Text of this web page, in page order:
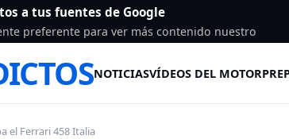
a tus fuentes de Google
preferente para ver más contenido nuestro
NOTICIASVÍDEOS DEL MOTOR
el Ferrari 458 Italia